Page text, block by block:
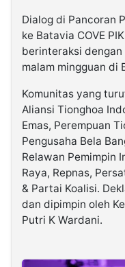
Dialog di Pancoran
ke Batavia COVE
berinteraksi
malam mingguan di
Komunitas yang
Aliansi Tionghoa
Emas, Perempuan
Pengusaha Bela
Relawan Pemimpin
Raya, Repnas,
& Partai Koalisi.
dan dipimpin oleh
Putri K Wardani.